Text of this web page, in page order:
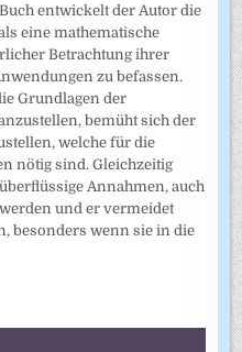
entwickelt der Autor die
eine mathematische
Betrachtung ihrer
zu befassen.
Grundlagen der
bemüht sich der
welche für die
nötig sind. Gleichzeitig
Annahmen, auch
und er vermeidet
besonders wenn sie in die